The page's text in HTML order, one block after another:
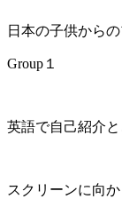
日本の子供から
Group１
英語で自己紹介
スクリーンに向か